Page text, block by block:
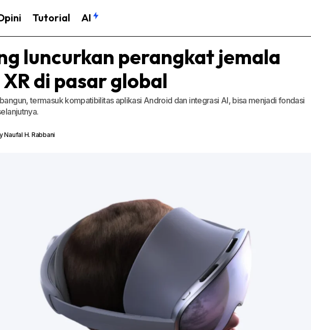
Tutorial AI
luncurkan perangkat jemala
di pasar global
termasuk kompatibilitas aplikasi Android dan integrasi AI, bisa menjadi fondasi
Naufal H. Rabbani